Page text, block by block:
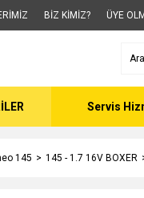
BİZ KİMİZ? ÜYE
Servis
145 145 - 1.7 16V BOXER